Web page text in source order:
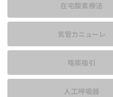
在宅酸素療法
気管カニューレ
喀痰吸引
人工呼吸器